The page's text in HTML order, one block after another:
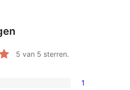
5 van 5 sterren.
1